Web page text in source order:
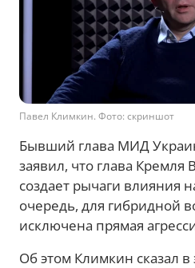
Павел Климкин. Фото: скриншот
Бывший глава МИД
заявил, что глава
создает рычаги влияния
очередь, для гибридной
исключена прямая
Об этом Климкин сказал в